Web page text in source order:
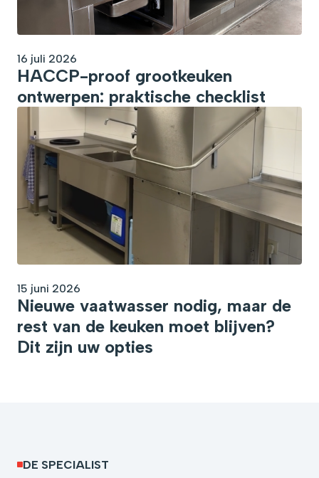
16 juli 2026
HACCP-proof grootkeuken
ontwerpen: praktische checklist
15 juni 2026
Nieuwe vaatwasser nodig, maar de
rest van de keuken moet blijven?
Dit zijn uw opties
DE SPECIALIST